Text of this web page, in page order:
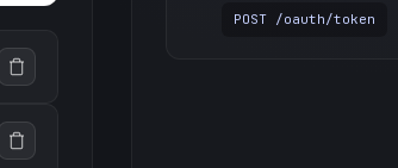
POST /oauth/token